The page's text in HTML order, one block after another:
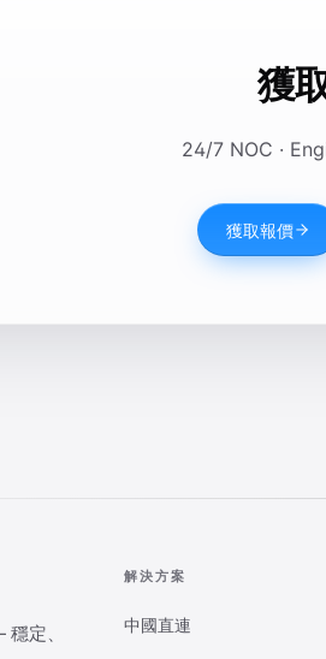
獲
24/7 NOC ·
獲取報價
定、
解決方案
中國直連